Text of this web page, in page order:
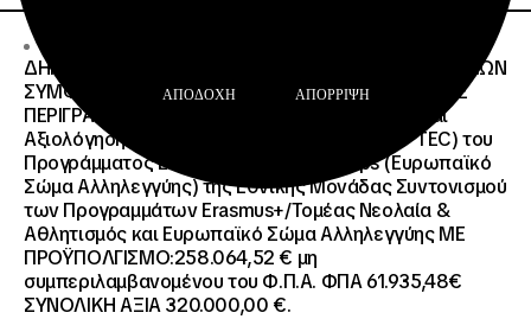
ΔΗΜΟΣΙΟΣ ΑΝΟΙΧΤΟΣ ΔΙΑΓΩΝΙΣΜΟΣ ΚΑΤΩ ΤΩΝ ΟΡΙΩΝ
ΣΥΜΦΩΝΑ ΜΕ ΤΟ ΑΡΘΡΟ 107 ΤΟΥ Ν.4412/2016 ΜΕ
ΠΕΡΙΓΡΑΦΗ: Διοργάνωση Κύκλου Κατάρτισης και
Αξιολόγησης (Training and Evaluation Cycle – TEC) του
Προγράμματος European Solidarity Corps (Ευρωπαϊκό
Σώμα Αλληλεγγύης) της Εθνικής Μονάδας Συντονισμού
των Προγραμμάτων Erasmus+/Τομέας Νεολαία &
Αθλητισμός και Ευρωπαϊκό Σώμα Αλληλεγγύης ΜΕ
ΠΡΟΫΠΟΛΓΙΣΜΟ:258.064,52 € μη
συμπεριλαμβανομένου του Φ.Π.Α. ΦΠΑ 61.935,48€
ΣΥΝΟΛΙΚΗ ΑΞΙΑ 320.000,00 €.
ΑΠΟΔΟΧΉ ΑΠΌΡΡΙΨΗ